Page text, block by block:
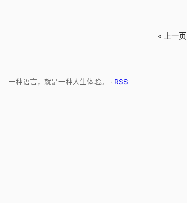
« 上一页
一种语言，就是一种人生体验。 · RSS